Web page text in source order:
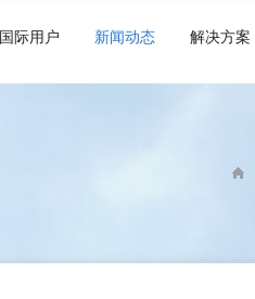
国际用户 新闻动态 解决方案